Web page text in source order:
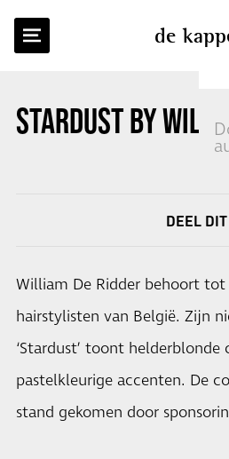
de
STARDUSTBY
TERUG NAAR OVERZICHT
DEEL
William De Ridder behoort
hairstylisten van België. Zijn
‘Stardust’ toont
pastelkleurige accenten. De
stand gekomen door